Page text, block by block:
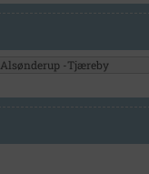
-Tjæreby